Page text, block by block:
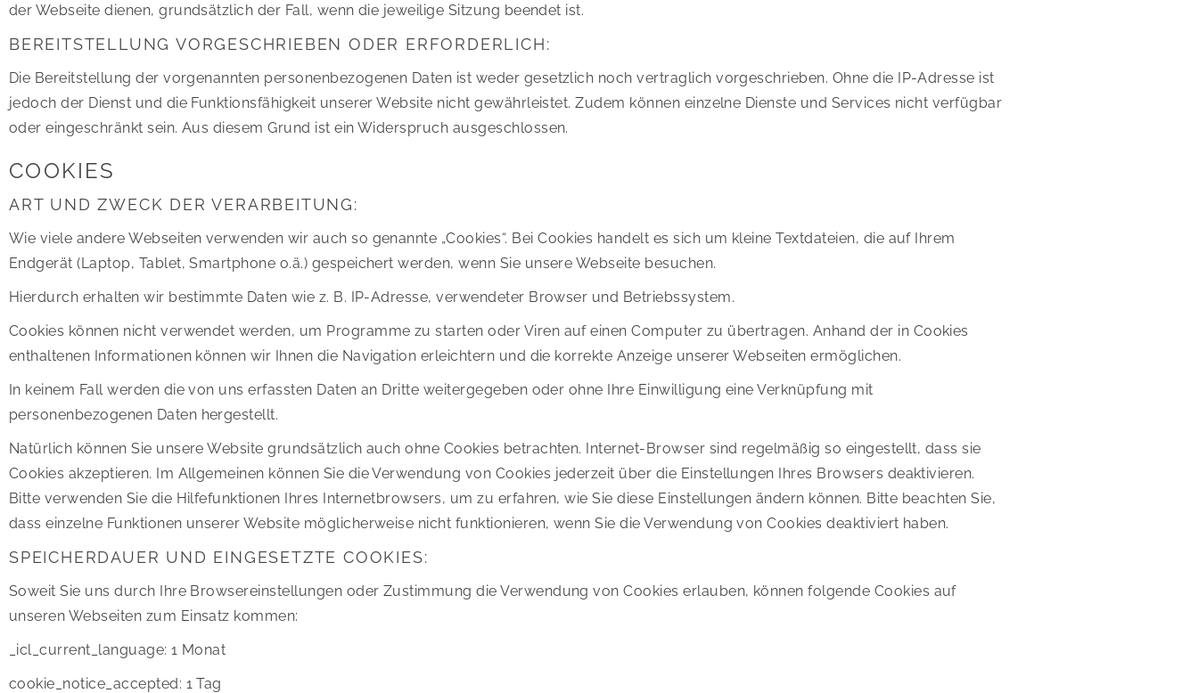
der Webseite dienen, grundsätzlich der Fall, wenn die jeweilige Sitzung beendet ist.
BEREITSTELLUNG VORGESCHRIEBEN ODER ERFORDERLICH:
Die Bereitstellung der vorgenannten personenbezogenen Daten ist weder gesetzlich noch vertraglich vorgeschrieben. Ohne die IP-Adresse ist
jedoch der Dienst und die Funktionsfähigkeit unserer Website nicht gewährleistet. Zudem können einzelne Dienste und Services nicht verfügbar
oder eingeschränkt sein. Aus diesem Grund ist ein Widerspruch ausgeschlossen.
COOKIES
ART UND ZWECK DER VERARBEITUNG:
Wie viele andere Webseiten verwenden wir auch so genannte „Cookies“. Bei Cookies handelt es sich um kleine Textdateien, die auf Ihrem
Endgerät (Laptop, Tablet, Smartphone o.ä.) gespeichert werden, wenn Sie unsere Webseite besuchen.
Hierdurch erhalten wir bestimmte Daten wie z. B. IP-Adresse, verwendeter Browser und Betriebssystem.
Cookies können nicht verwendet werden, um Programme zu starten oder Viren auf einen Computer zu übertragen. Anhand der in Cookies
enthaltenen Informationen können wir Ihnen die Navigation erleichtern und die korrekte Anzeige unserer Webseiten ermöglichen.
In keinem Fall werden die von uns erfassten Daten an Dritte weitergegeben oder ohne Ihre Einwilligung eine Verknüpfung mit
personenbezogenen Daten hergestellt.
Natürlich können Sie unsere Website grundsätzlich auch ohne Cookies betrachten. Internet-Browser sind regelmäßig so eingestellt, dass sie
Cookies akzeptieren. Im Allgemeinen können Sie die Verwendung von Cookies jederzeit über die Einstellungen Ihres Browsers deaktivieren.
Bitte verwenden Sie die Hilfefunktionen Ihres Internetbrowsers, um zu erfahren, wie Sie diese Einstellungen ändern können. Bitte beachten Sie,
dass einzelne Funktionen unserer Website möglicherweise nicht funktionieren, wenn Sie die Verwendung von Cookies deaktiviert haben.
SPEICHERDAUER UND EINGESETZTE COOKIES:
Soweit Sie uns durch Ihre Browsereinstellungen oder Zustimmung die Verwendung von Cookies erlauben, können folgende Cookies auf
unseren Webseiten zum Einsatz kommen:
_icl_current_language: 1 Monat
cookie_notice_accepted: 1 Tag